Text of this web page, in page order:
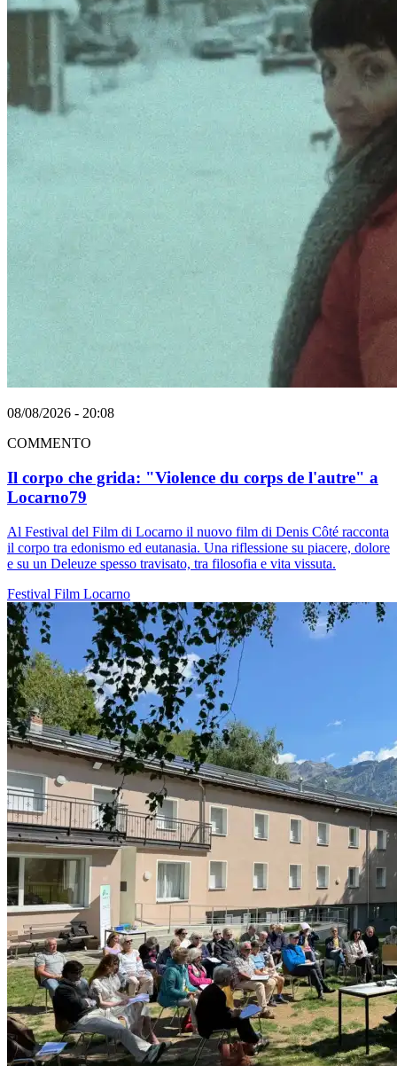
08/08/2026 - 20:08
COMMENTO
Il corpo che grida: "Violence du corps de l'autre" a
Locarno79
Al Festival del Film di Locarno il nuovo film di Denis Côté racconta
il corpo tra edonismo ed eutanasia. Una riflessione su piacere, dolore
e su un Deleuze spesso travisato, tra filosofia e vita vissuta.
Festival Film Locarno